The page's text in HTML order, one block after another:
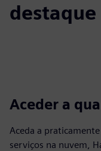
destaque
Aceder a
Aceda a
serviços na nuvem,